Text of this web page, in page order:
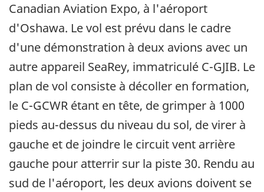
Canadian Aviation Expo, à l'aéroport
d'Oshawa. Le vol est prévu dans le cadre
d'une démonstration à deux avions avec un
autre appareil SeaRey, immatriculé C-GJIB. Le
plan de vol consiste à décoller en formation,
le C-GCWR étant en tête, de grimper à 1000
pieds au-dessus du niveau du sol, de virer à
gauche et de joindre le circuit vent arrière
gauche pour atterrir sur la piste 30. Rendu au
sud de l'aéroport, les deux avions doivent se